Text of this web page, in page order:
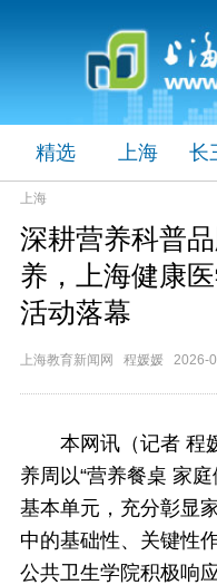
精选 上海 长
上海
深耕营养科普
养，上海健康
活动落幕
上海教育新闻网 程媛媛 2026-
本网讯（记者 程
养周以“营养餐桌 家
基本单元，充分彰显
中的基础性、关键性作
公共卫生学院积极响